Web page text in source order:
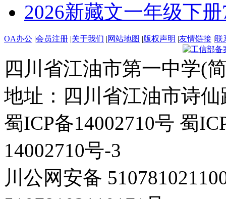
2026新藏文一年级下册
OA办公 |会员注册 |关于我们 |网站地图 |版权声明 |友情链接 |联
四川省江油市第一中学(
地址：四川省江油市诗仙
蜀ICP备14002710号 蜀
14002710号-3
川公网安备